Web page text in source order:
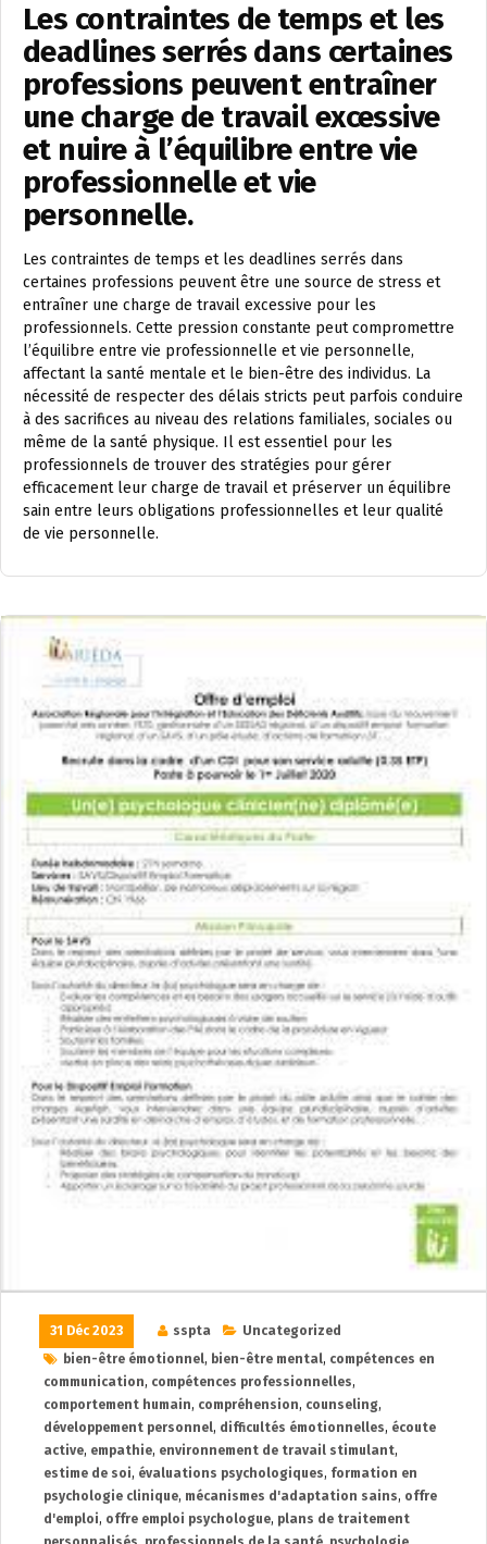
Les contraintes de temps et les
deadlines serrés dans certaines
professions peuvent entraîner
une charge de travail excessive
et nuire à l’équilibre entre vie
professionnelle et vie
personnelle.
Les contraintes de temps et les deadlines serrés dans
certaines professions peuvent être une source de stress et
entraîner une charge de travail excessive pour les
professionnels. Cette pression constante peut compromettre
l’équilibre entre vie professionnelle et vie personnelle,
affectant la santé mentale et le bien-être des individus. La
nécessité de respecter des délais stricts peut parfois conduire
à des sacrifices au niveau des relations familiales, sociales ou
même de la santé physique. Il est essentiel pour les
professionnels de trouver des stratégies pour gérer
efficacement leur charge de travail et préserver un équilibre
sain entre leurs obligations professionnelles et leur qualité
de vie personnelle.
31 Déc 2023 sspta
Uncategorized
bien-être émotionnel, bien-être mental, compétences en
communication, compétences professionnelles,
comportement humain, compréhension, counseling,
développement personnel, difficultés émotionnelles, écoute
active, empathie, environnement de travail stimulant,
estime de soi, évaluations psychologiques, formation en
psychologie clinique, mécanismes d'adaptation sains, offre
d'emploi, offre emploi psychologue, plans de traitement